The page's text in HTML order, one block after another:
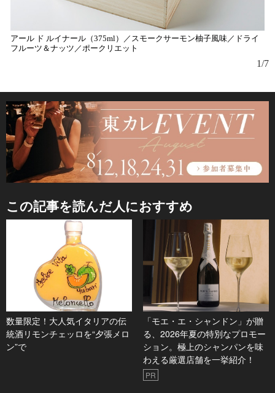
アール ド ルイナール（375ml）／スモークサーモン柚子風味／ドライ
フルーツ＆ナッツ／ポークリエット
1/7
この記事を読んだ人におすすめ
数量限定！大人気イタリアの伝
統酒リモンチェッロを“夕張メロ
ン”で
「モエ・エ・シャンドン」が贈
る、2026年夏の特別なプロモー
ション。極上のシャンパンを味
わえる厳選店舗を一挙紹介！
PR